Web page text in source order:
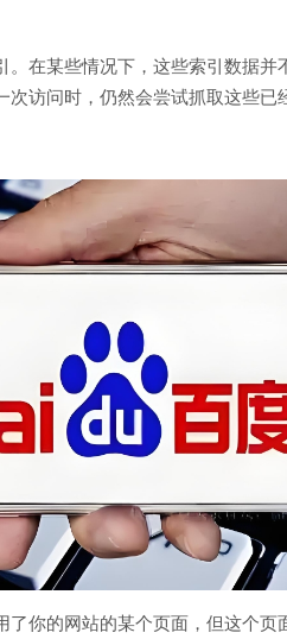
在某些情况下，这些索引数据
访问时，仍然会尝试抓取这些已
你的网站的某个页面，但这个